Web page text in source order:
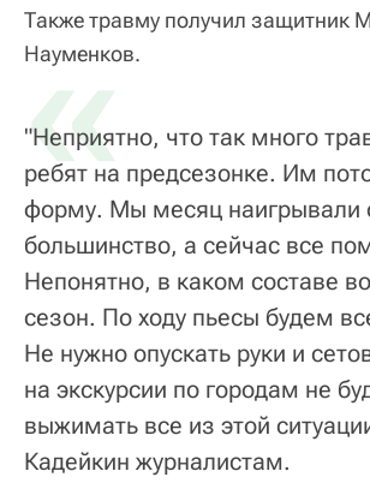
Также травму получил защитник
Науменков.
«
"Неприятно, что так много
ребят на предсезонке. Им
форму. Мы месяц наигрывали
большинство, а сейчас все
Непонятно, в каком составе
сезон. По ходу пьесы будем
Не нужно опускать руки и
на экскурсии по городам не
выжимать все из этой
Кадейкин журналистам.